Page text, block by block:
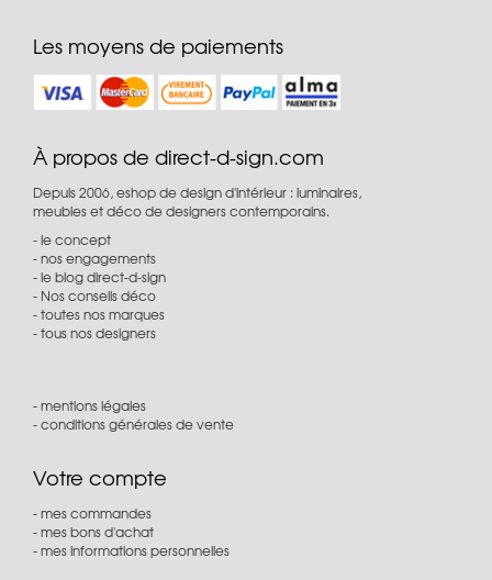
Les moyens de paiements
À propos de direct-d-sign.com
Depuis 2006, eshop de design d'intérieur : luminaires,
meubles et déco de designers contemporains.
le concept
nos engagements
le blog direct-d-sign
Nos conseils déco
toutes nos marques
tous nos designers
mentions légales
conditions générales de vente
Votre compte
mes commandes
mes bons d'achat
mes informations personnelles